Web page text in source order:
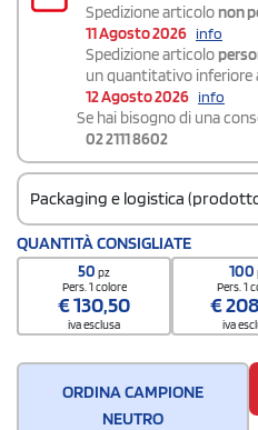
Spedizione articolo non
11 Agosto 2026 info
Spedizione articolo
un quantitativo inferiore
12 Agosto 2026 info
Se hai bisogno di una
02 2111 8602
Packaging e logistica
Codice doganale
3924 1000
Quantità per scatola
QUANTITÀ CONSIGLIATE
50pz
Pers. 1 colore
€130,50
iva esclusa
100
Pers. 1
€
iva
ORDINA CAMPIONE
NEUTRO